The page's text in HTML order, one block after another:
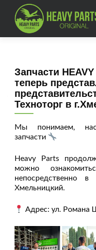
Запчасти
теперь
Техноторг в
Мы понимаем,
запчасти
Heavy Parts
можно
непосредственно в
Хмельницкий.
Адрес: ул. Романа